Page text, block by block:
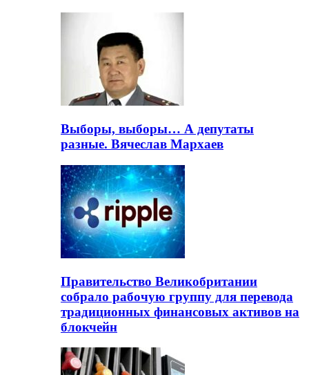
Выборы, выборы… А депутаты
разные. Вячеслав Мархаев
Правительство Великобритании
собрало рабочую группу для перевода
традиционных финансовых активов на
блокчейн